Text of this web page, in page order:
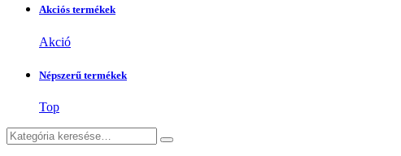
Akciós termékek
Akció
Népszerű termékek
Top